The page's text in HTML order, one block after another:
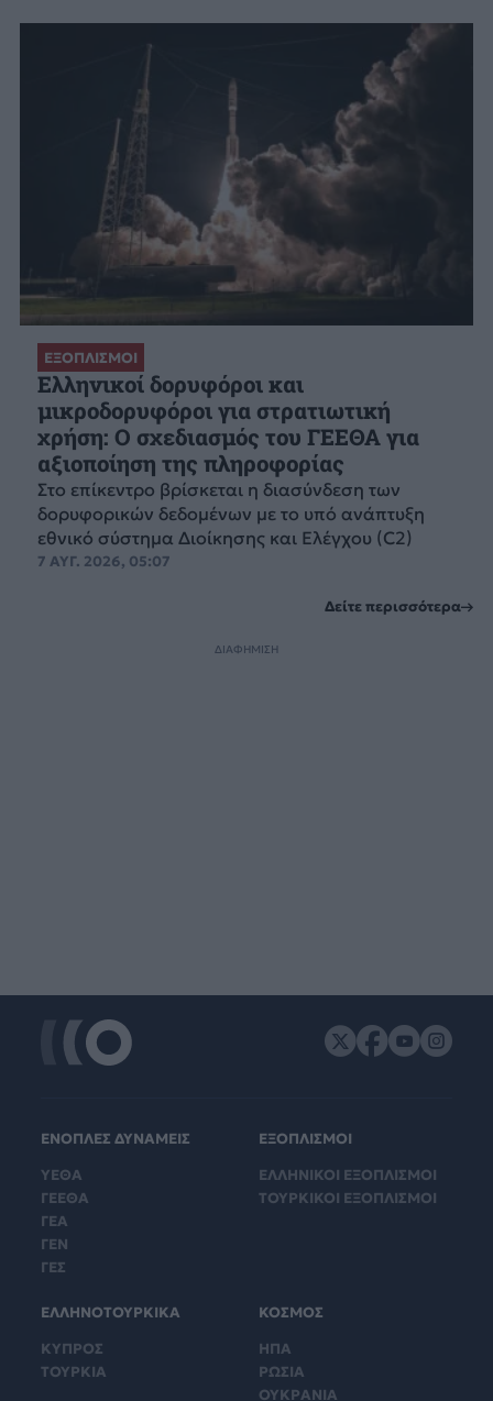
ΕΞΟΠΛΙΣΜΟΙ
Ελληνικοί δορυφόροι και
μικροδορυφόροι για στρατιωτική
χρήση: Ο σχεδιασμός του ΓΕΕΘΑ για
αξιοποίηση της πληροφορίας
Στο επίκεντρο βρίσκεται η διασύνδεση των
δορυφορικών δεδομένων με το υπό ανάπτυξη
εθνικό σύστημα Διοίκησης και Ελέγχου (C2)
7 ΑΥΓ. 2026, 05:07
Δείτε περισσότερα
ΔΙΑΦΗΜΙΣΗ
ΕΝΟΠΛΕΣ ΔΥΝΑΜΕΙΣ
ΥΕΘΑ
ΓΕΕΘΑ
ΓΕΑ
ΓΕΝ
ΓΕΣ
ΕΞΟΠΛΙΣΜΟΙ
ΕΛΛΗΝΙΚΟΙ ΕΞΟΠΛΙΣΜΟΙ
ΤΟΥΡΚΙΚΟΙ ΕΞΟΠΛΙΣΜΟΙ
ΕΛΛΗΝΟΤΟΥΡΚΙΚΑ
ΚΥΠΡΟΣ
ΤΟΥΡΚΙΑ
ΚΟΣΜΟΣ
ΗΠΑ
ΡΩΣΙΑ
ΟΥΚΡΑΝΙΑ